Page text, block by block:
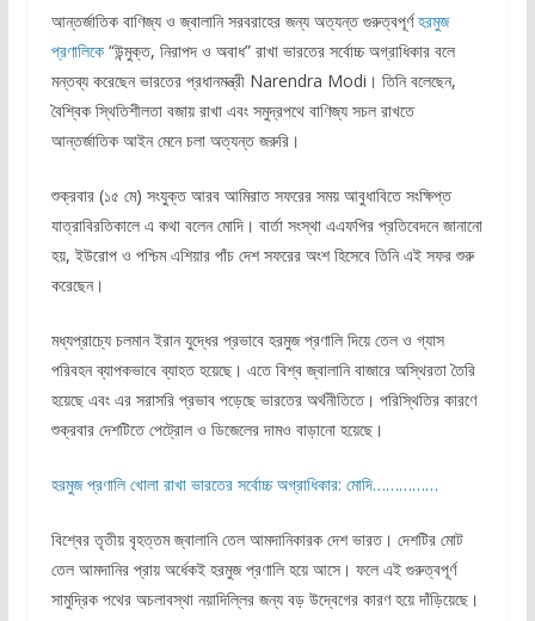
আন্তর্জাতিক বাণিজ্য ও জ্বালানি সরবরাহের জন্য অত্যন্ত গুরুত্বপূর্ণহরমুজ
প্রণালিকে“উন্মুক্ত, নিরাপদ ও অবাধ” রাখা ভারতের সর্বোচ্চ অগ্রাধিকার বলে
মন্তব্য করেছেন ভারতের প্রধানমন্ত্রী Narendra Modi। তিনি বলেছেন,
বৈশ্বিক স্থিতিশীলতা বজায় রাখা এবং সমুদ্রপথে বাণিজ্য সচল রাখতে
আন্তর্জাতিক আইন মেনে চলা অত্যন্ত জরুরি।
শুক্রবার (১৫ মে) সংযুক্ত আরব আমিরাত সফরের সময় আবুধাবিতে সংক্ষিপ্ত
যাত্রাবিরতিকালে এ কথা বলেন মোদি। বার্তা সংস্থা এএফপির প্রতিবেদনে জানানো
হয়, ইউরোপ ও পশ্চিম এশিয়ার পাঁচ দেশ সফরের অংশ হিসেবে তিনি এই সফর শুরু
করেছেন।
মধ্যপ্রাচ্যে চলমান ইরান যুদ্ধের প্রভাবে হরমুজ প্রণালি দিয়ে তেল ও গ্যাস
পরিবহন ব্যাপকভাবে ব্যাহত হয়েছে। এতে বিশ্ব জ্বালানি বাজারে অস্থিরতা তৈরি
হয়েছে এবং এর সরাসরি প্রভাব পড়েছে ভারতের অর্থনীতিতে। পরিস্থিতির কারণে
শুক্রবার দেশটিতে পেট্রোল ও ডিজেলের দামও বাড়ানো হয়েছে।
হরমুজ প্রণালি খোলা রাখা ভারতের সর্বোচ্চ অগ্রাধিকার: মোদি……………
বিশ্বের তৃতীয় বৃহত্তম জ্বালানি তেল আমদানিকারক দেশ ভারত। দেশটির মোট
তেল আমদানির প্রায় অর্ধেকই হরমুজ প্রণালি হয়ে আসে। ফলে এই গুরুত্বপূর্ণ
সামুদ্রিক পথের অচলাবস্থা নয়াদিল্লির জন্য বড় উদ্বেগের কারণ হয়ে দাঁড়িয়েছে।